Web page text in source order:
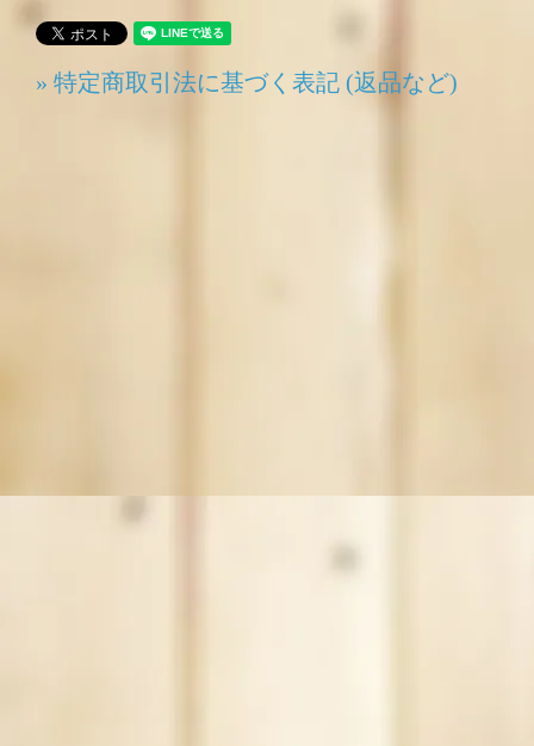
» 特定商取引法に基づく表記 (返品など)